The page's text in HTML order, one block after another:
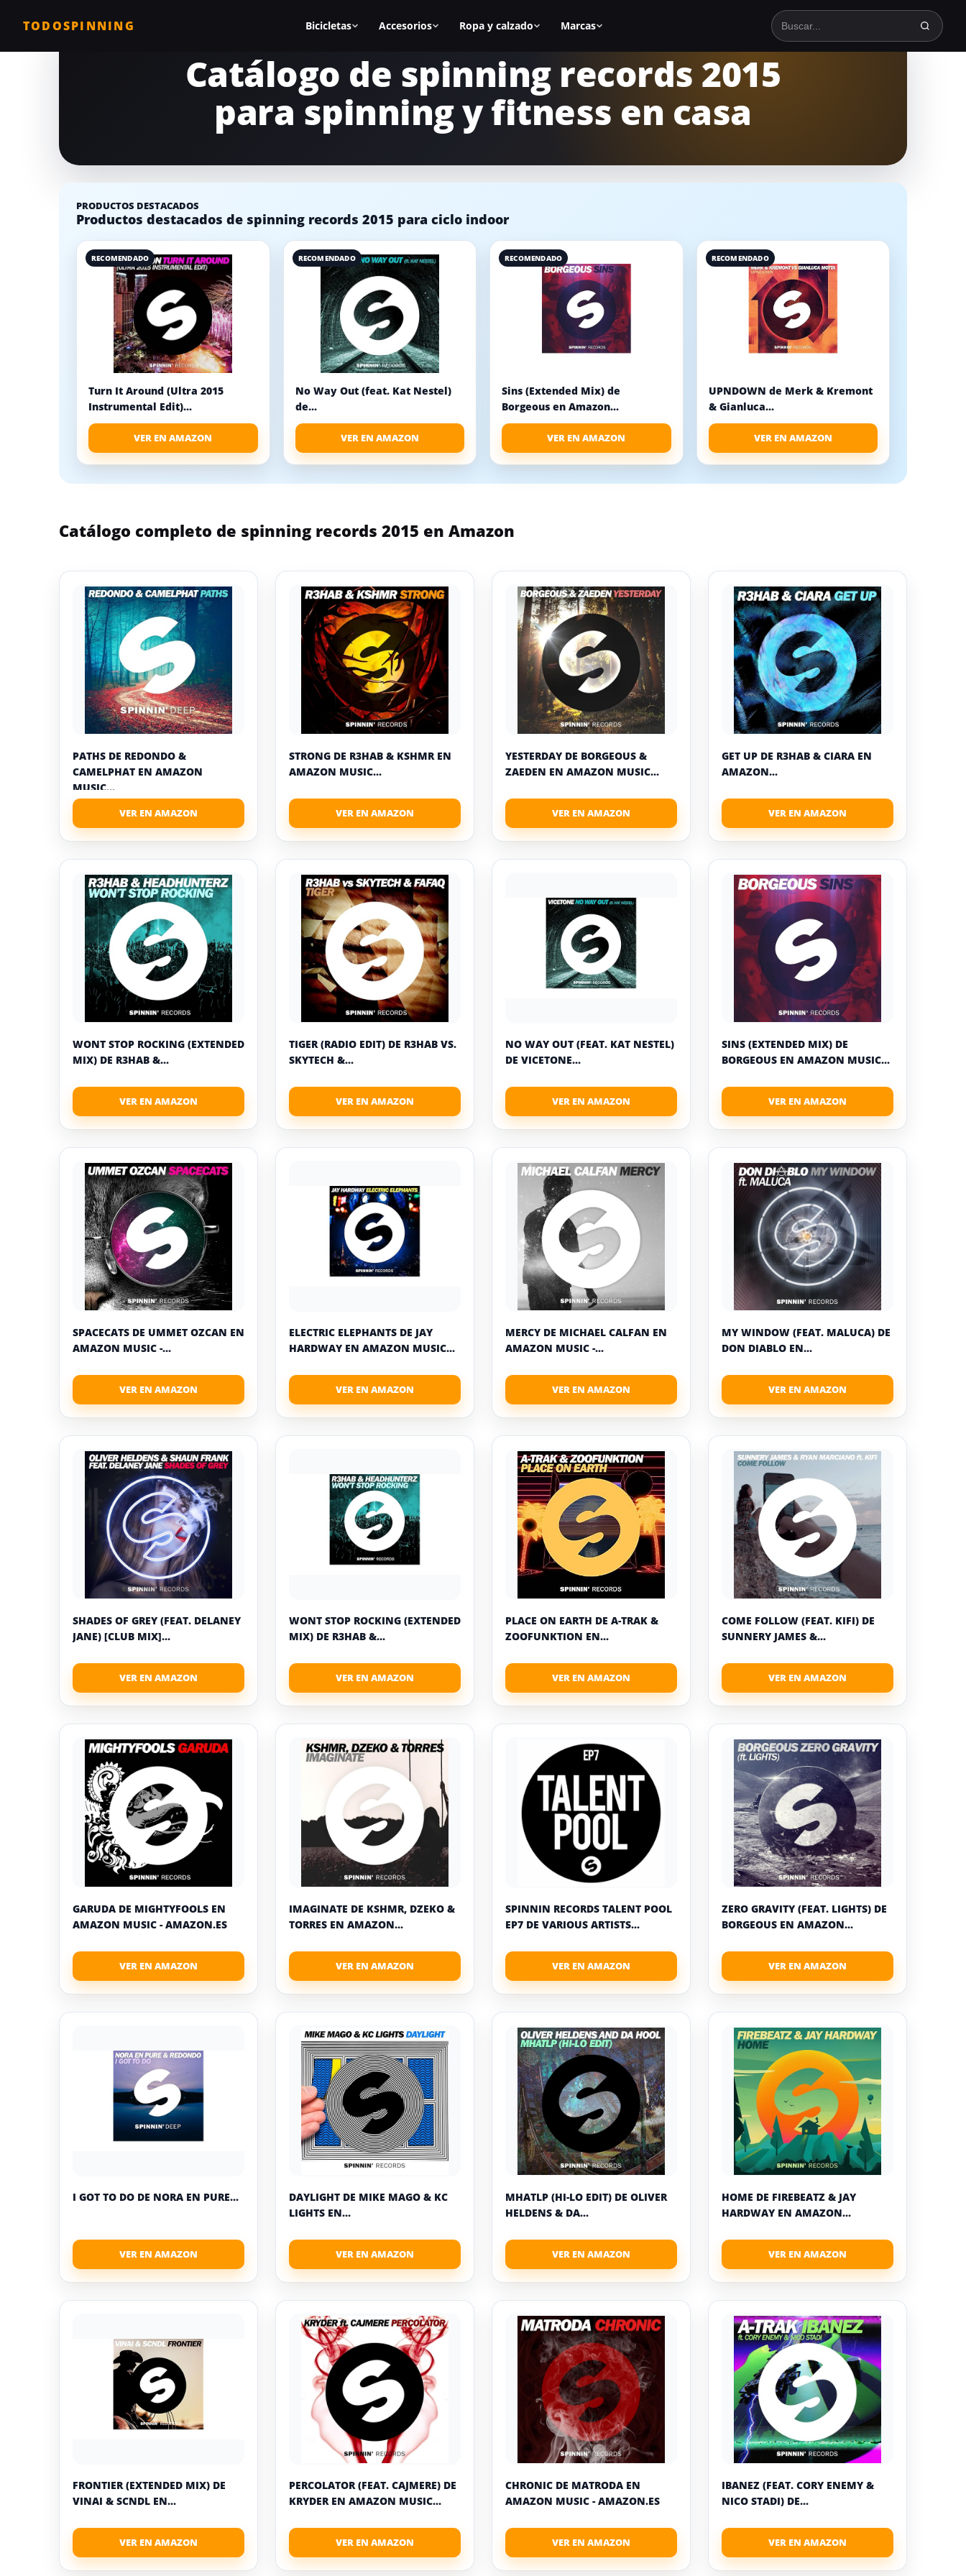
TODOSPINNING Buscar en TodoSpinning
Bicicletas
Todas las bicicletas
Bicicletas para casa
Comparativa de bicicletas
Accesorios
Todos los accesorios
Calas
Sillines
Accesorios para la bici
Ropa y calzado
Zapatillas spinning
Zapatillas hombre
Cómo elegir zapatillas
Marcas de calzado
Marcas
BH Fitness
Cecotec
Keiser
Catálogo de spinning records 2015
para spinning y fitness en casa
PRODUCTOS DESTACADOS
Productos destacados de spinning records 2015 para ciclo indoor
RECOMENDADO
Turn It Around (Ultra 2015
Instrumental Edit)...
VER EN AMAZON
RECOMENDADO
No Way Out (feat. Kat Nestel)
de...
VER EN AMAZON
RECOMENDADO
Sins (Extended Mix) de
Borgeous en Amazon...
VER EN AMAZON
RECOMENDADO
UPNDOWN de Merk & Kremont
& Gianluca...
VER EN AMAZON
Catálogo completo de spinning records 2015 en Amazon
PATHS DE REDONDO &
CAMELPHAT EN AMAZON
MUSIC...
STRONG DE R3HAB & KSHMR EN
AMAZON MUSIC...
YESTERDAY DE BORGEOUS &
ZAEDEN EN AMAZON MUSIC...
GET UP DE R3HAB & CIARA EN
AMAZON...
WONT STOP ROCKING (EXTENDED
MIX) DE R3HAB &...
TIGER (RADIO EDIT) DE R3HAB VS.
SKYTECH &...
NO WAY OUT (FEAT. KAT NESTEL)
DE VICETONE...
SINS (EXTENDED MIX) DE
BORGEOUS EN AMAZON MUSIC...
SPACECATS DE UMMET OZCAN EN
AMAZON MUSIC -...
ELECTRIC ELEPHANTS DE JAY
HARDWAY EN AMAZON MUSIC...
MERCY DE MICHAEL CALFAN EN
AMAZON MUSIC -...
MY WINDOW (FEAT. MALUCA) DE
DON DIABLO EN...
SHADES OF GREY (FEAT. DELANEY
JANE) [CLUB MIX]...
WONT STOP ROCKING (EXTENDED
MIX) DE R3HAB &...
PLACE ON EARTH DE A-TRAK &
ZOOFUNKTION EN...
COME FOLLOW (FEAT. KIFI) DE
SUNNERY JAMES &...
GARUDA DE MIGHTYFOOLS EN
AMAZON MUSIC - AMAZON.ES
IMAGINATE DE KSHMR, DZEKO &
TORRES EN AMAZON...
SPINNIN RECORDS TALENT POOL
EP7 DE VARIOUS ARTISTS...
ZERO GRAVITY (FEAT. LIGHTS) DE
BORGEOUS EN AMAZON...
I GOT TO DO DE NORA EN PURE...
DAYLIGHT DE MIKE MAGO & KC
LIGHTS EN...
MHATLP (HI-LO EDIT) DE OLIVER
HELDENS & DA...
HOME DE FIREBEATZ & JAY
HARDWAY EN AMAZON...
FRONTIER (EXTENDED MIX) DE
VINAI & SCNDL EN...
PERCOLATOR (FEAT. CAJMERE) DE
KRYDER EN AMAZON MUSIC...
CHRONIC DE MATRODA EN
AMAZON MUSIC - AMAZON.ES
IBANEZ (FEAT. CORY ENEMY &
NICO STADI) DE...